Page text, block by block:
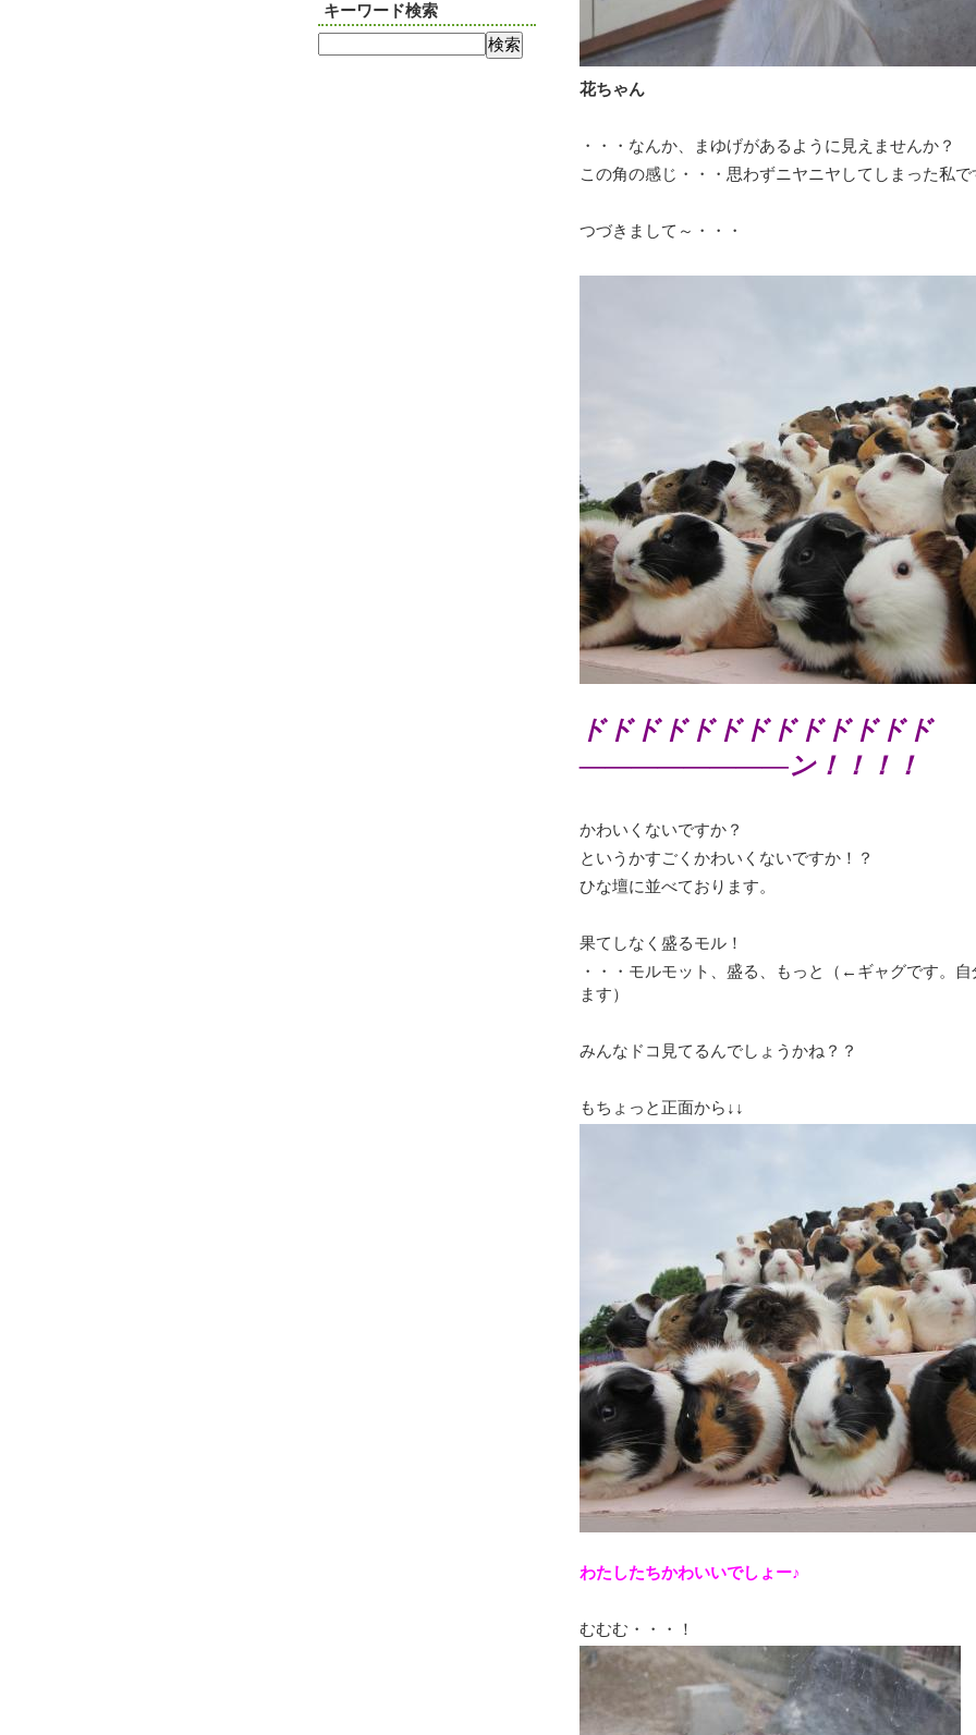
キーワード検索
花ちゃん
・・・なんか、まゆげがあるように見えませんか？
この角の感じ・・・思わずニヤニヤしてしまった私で
つづきまして～・・・
ドドドドドドドドドドドドド
――――――――ン！！！！
かわいくないですか？
というかすごくかわいくないですか！？
ひな壇に並べております。
果てしなく盛るモル！
・・・モルモット、盛る、もっと（←ギャグです。
ます）
みんなドコ見てるんでしょうかね？？
もちょっと正面から↓↓
わたしたちかわいいでしょー♪
むむむ・・・！